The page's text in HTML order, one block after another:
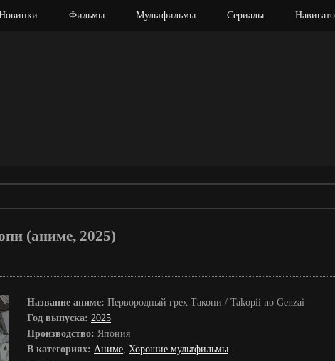
Фильмы Мультфильмы Сериалы
(аниме, 2025)
Название аниме: Первородный грех Такопи / Takopii no Genzai
Год выпуска: 2025
Производство: Япония
В категориях: Аниме, Хорошие мультфильмы